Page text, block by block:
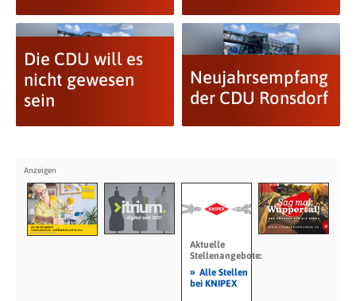
Die CDU will es
nicht gewesen
sein
Neujahrsempfang
der CDU Ronsdorf
Aktuelle
Stellenangebote:
» Alle Stellen
bei KNIPEX